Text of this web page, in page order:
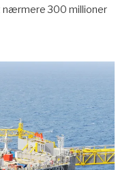
nærmere 300 millioner